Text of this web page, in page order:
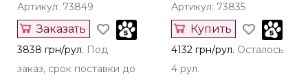
Артикул: 73849
Заказать
3838 грн/рул. Под
заказ, срок поставки до
Артикул: 73835
Купить
4132 грн/рул. Осталось
4 рул.